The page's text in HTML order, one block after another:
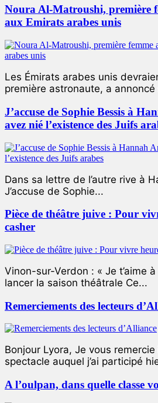
Noura Al-Matroushi, première
aux Emirats arabes unis
Les Émirats arabes unis
première astronaute, a
J’accuse de Sophie Bessis à
avez nié l’existence des Juifs
Dans sa lettre de l’autre rive à
J’accuse de Sophie...
Pièce de théâtre juive : Pour
casher
Vinon-sur-Verdon : « Je t’aime à
lancer la saison théâtrale Ce...
Remerciements des lecteurs
Bonjour Lyora, Je vous
spectacle auquel j’ai participé
A l’oulpan, dans quelle classe